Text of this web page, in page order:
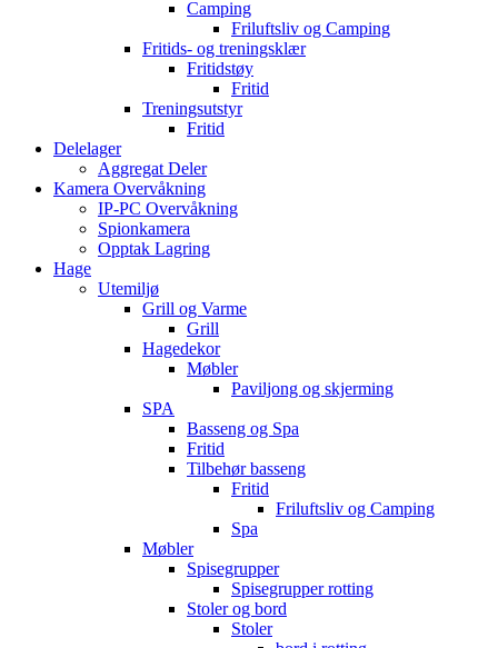
Camping
Friluftsliv og Camping
Fritids- og treningsklær
Fritidstøy
Fritid
Treningsutstyr
Fritid
Delelager
Aggregat Deler
Kamera Overvåkning
IP-PC Overvåkning
Spionkamera
Opptak Lagring
Hage
Utemiljø
Grill og Varme
Grill
Hagedekor
Møbler
Paviljong og skjerming
SPA
Basseng og Spa
Fritid
Tilbehør basseng
Fritid
Friluftsliv og Camping
Spa
Møbler
Spisegrupper
Spisegrupper rotting
Stoler og bord
Stoler